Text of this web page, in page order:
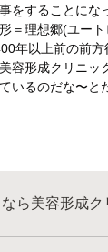
をすることにな
＝理想郷(ユー
年以上前の前
容形成クリニッ
いるのだな〜と
なら美容形成ク